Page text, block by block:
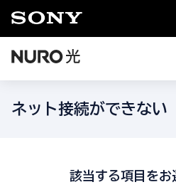
ネット接続ができない
該当する項目をお